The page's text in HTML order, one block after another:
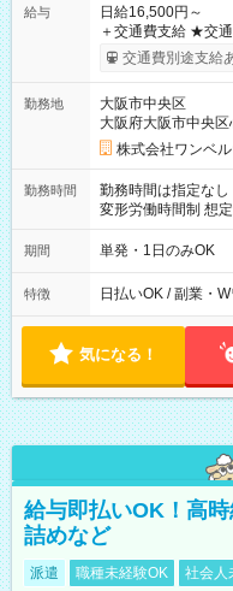
給与
日給16,500円～
＋交通費支給 ★交通費全額支給！ ★日払いOK！（規定あり） ┗
働いたその日に現
交通費別途支給
勤務地
大阪市中央区
大阪府大阪市中央区
株式会社ワンベ
勤務時間
勤務時間は指定なし
変形労働時間制 想定労働時間
00～20：00
期間 単発・1日のみOK
特徴 日払いOK / 副業・
気になる！
給与即払いOK！高
詰めなど
派遣 職種未経験OK 社会人